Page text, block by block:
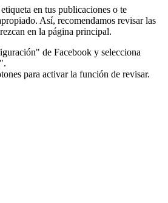
en tus publicaciones o te
Así, recomendamos revisar las
en la página principal.
de Facebook y selecciona
para activar la función de revisar.